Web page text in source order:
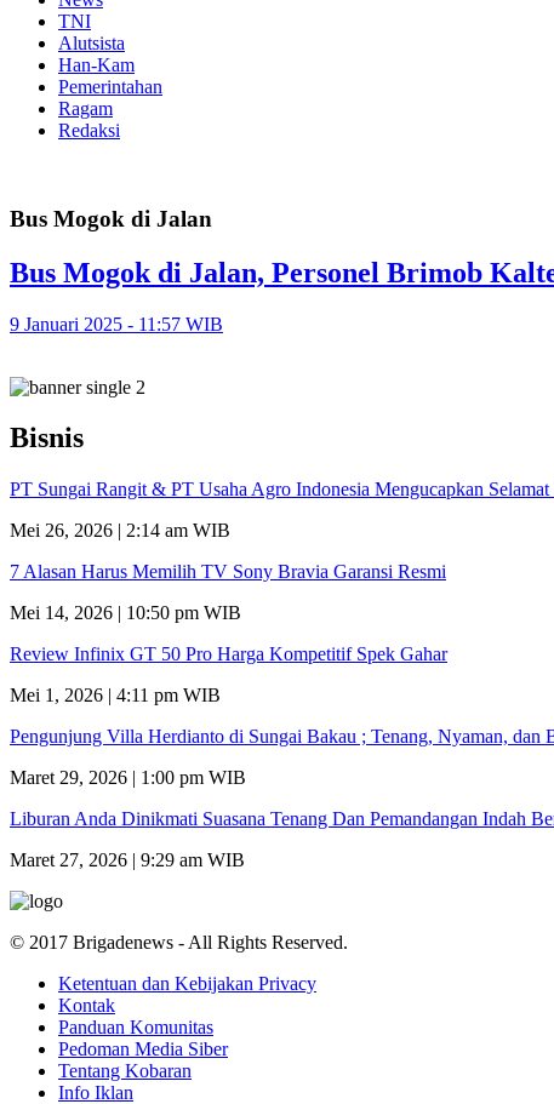
TNI
Alutsista
Han-Kam
Pemerintahan
Ragam
Redaksi
Bus Mogok di Jalan
Bus Mogok di Jalan, Personel Brimob
9 Januari 2025 - 11:57 WIB
Bisnis
PT Sungai Rangit & PT Usaha Agro Indonesia Mengucapkan
Mei 26, 2026 | 2:14 am WIB
7 Alasan Harus Memilih TV Sony Bravia Garansi Resmi
Mei 14, 2026 | 10:50 pm WIB
Review Infinix GT 50 Pro Harga Kompetitif Spek Gahar
Mei 1, 2026 | 4:11 pm WIB
Pengunjung Villa Herdianto di Sungai Bakau ; Tenang, Nyaman,
Maret 29, 2026 | 1:00 pm WIB
Liburan Anda Dinikmati Suasana Tenang Dan Pemandangan Indah
Maret 27, 2026 | 9:29 am WIB
© 2017 Brigadenews - All Rights Reserved.
Ketentuan dan Kebijakan Privacy
Kontak
Panduan Komunitas
Pedoman Media Siber
Tentang Kobaran
Info Iklan